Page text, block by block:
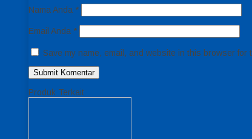
Nama Anda *
Email Anda *
Save my name, email, and website in this browser for
Produk Terkait